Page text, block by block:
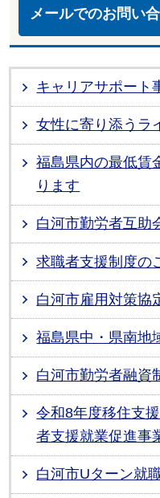
メールでのお問い
キャリアサポート
女性に寄り添うラ
福島県内の最低賃
ります
白河市勤労者互助
求職者支援制度の
白河市雇用対策協
福島県中・県南地
白河市勤労者融資
令和8年度移住支
者支援就業促進事
白河市Uターン就